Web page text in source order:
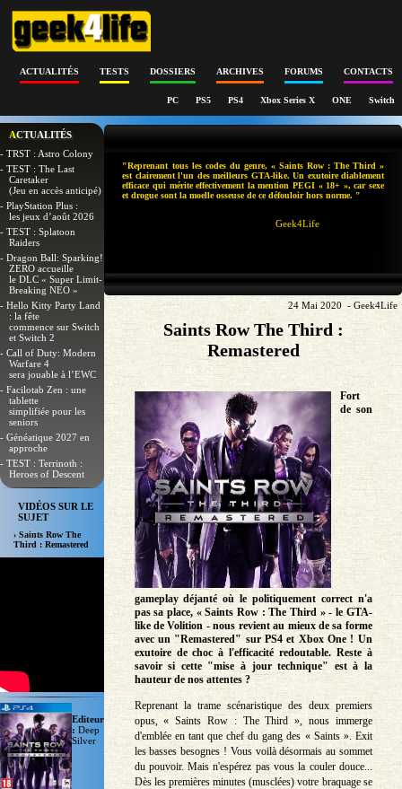
ACTUALITÉS TESTS DOSSIERS ARCHIVES FORUMS CONTACTS
PC PS5 PS4 Xbox Series X ONE Switch
ACTUALITÉS
- TRST : Astro Colony
- TEST : The Last
Caretaker
(Jeu en accès anticipé)
- PlayStation Plus :
les jeux d’août 2026
- TEST : Splatoon
Raiders
- Dragon Ball: Sparking!
ZERO accueille
le DLC « Super Limit-
Breaking NEO »
- Hello Kitty Party Land
: la fête
commence sur Switch
et Switch 2
- Call of Duty: Modern
Warfare 4
sera jouable à l’EWC
- Facilotab Zen : une
tablette
simplifiée pour les
seniors
- Généatique 2027 en
approche
- TEST : Terrinoth :
Heroes of Descent
VIDÉOS SUR LE
SUJET
› Saints Row The
Third : Remastered
Editeur
: Deep
Silver
"Reprenant tous les codes du genre, « Saints Row : The Third »
est clairement l'un des meilleurs GTA-like. Un exutoire diablement
efficace qui mérite effectivement la mention PEGI « 18+ », car sexe
et drogue sont la moelle osseuse de ce défouloir hors norme. "
Geek4Life
24 Mai 2020 - Geek4Life
Saints Row The Third :
Remastered
Fort
de son
gameplay déjanté où le politiquement correct n'a
pas sa place, « Saints Row : The Third » - le GTA-
like de Volition - nous revient au mieux de sa forme
avec un "Remastered" sur PS4 et Xbox One ! Un
exutoire de choc à l'efficacité redoutable. Reste à
savoir si cette "mise à jour technique" est à la
hauteur de nos attentes ?
Reprenant la trame scénaristique des deux premiers
opus, « Saints Row : The Third », nous immerge
d'emblée en tant que chef du gang des « Saints ». Exit
les basses besognes ! Vous voilà désormais au sommet
du pouvoir. Mais n'espérez pas vous la couler douce...
Dès les premières minutes (musclées) votre braquage se